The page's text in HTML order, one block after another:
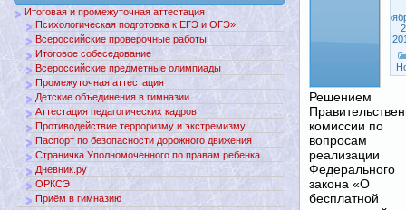
Решением
комиссии по
вопросам
реализации
Федерального
закона «О
бесплатной
Итоговая и промежуточная аттестация
Психологическая подготовка к ЕГЭ и ОГЭ»
Всероссийские проверочные работы
Итоговое собеседование
Всероссийские предметные олимпиады
Промежуточная аттестация
Детские объединения в гимназии
Аттестация педагогических кадров
Противодействие терроризму и экстремизму
Паспорт по безопасности дорожного движения
Страничка Уполномоченного по правам ребенка
Дневник.ру
ОРКСЭ
Приём в гимназию